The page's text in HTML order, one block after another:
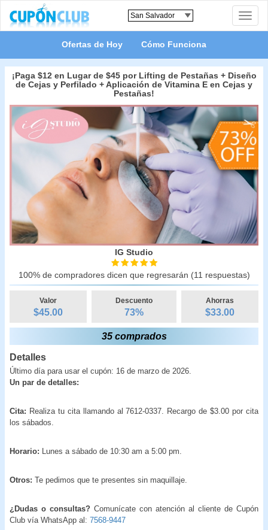
Toggle
Ofertas de Hoy Cómo Funciona
¡Paga $12 en Lugar de $45 por Lifting de Pestañas + Diseño
de Cejas y Perfilado + Aplicación de Vitamina E en Cejas y
Pestañas!
IG Studio
100% de compradores dicen que regresarán (11 respuestas)
Valor
$45.00
Descuento
73%
Ahorras
$33.00
35 comprados
Detalles
Último día para usar el cupón: 16 de marzo de 2026.
Un par de detalles:
Cita: Realiza tu cita llamando al 7612-0337. Recargo de $3.00 por cita
los sábados.
Horario: Lunes a sábado de 10:30 am a 5:00 pm.
Otros: Te pedimos que te presentes sin maquillaje.
¿Dudas o consultas? Comunícate con atención al cliente de Cupón
Club vía WhatsApp al: 7568-9447